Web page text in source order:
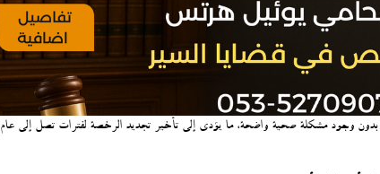
بدون وجود مشكلة صحية واضحة، ما يؤدي إلى تأخير تجديد الرخصة لفترات تصل إلى عام